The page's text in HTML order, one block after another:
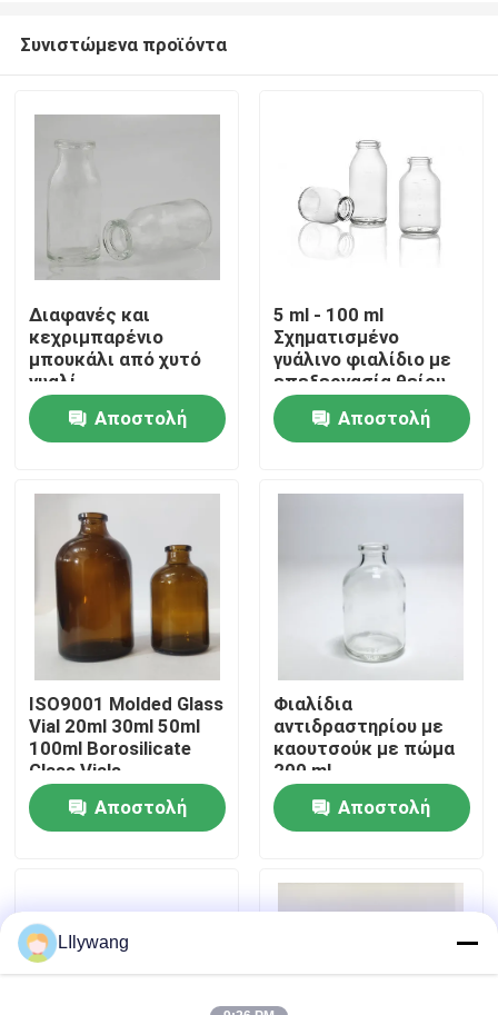
Σπίτι
Προϊόντα
Σχετικά με εμάς
Επισκεψή εργοστασίου
Έλεγχος ποιότητας
Επικοινωνήστε μαζί μας
Ειδήσεις
Βοροπυριτικό Γυάλινο Φιαλίδιο
σωληνοειδή φιαλίδια γυαλιού
Συνιστώμενα προϊόντα
Διαφανές και
κεχριμπαρένιο
μπουκάλι από χυτό
γυαλί
Αποστολή
5 ml - 100 ml
Σχηματισμένο
γυάλινο φιαλίδιο με
επεξεργασία θείου
Αποστολή
ISO9001 Molded Glass
Vial 20ml 30ml 50ml
100ml Borosilicate
Glass Vials
Αποστολή
Φιαλίδια
αντιδραστηρίου με
καουτσούκ με πώμα
200 ml
Αποστολή
LIlywang